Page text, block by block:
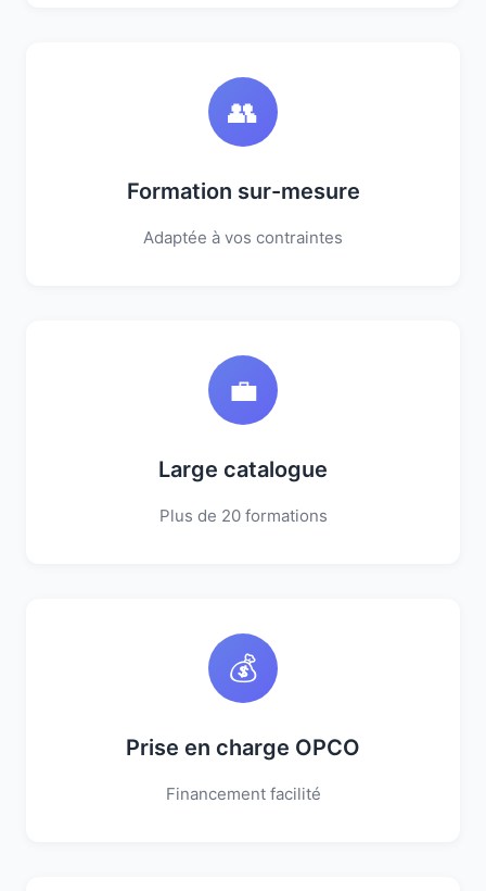
👥
Formation sur-mesure
Adaptée à vos contraintes
💼
Large catalogue
Plus de 20 formations
💰
Prise en charge OPCO
Financement facilité